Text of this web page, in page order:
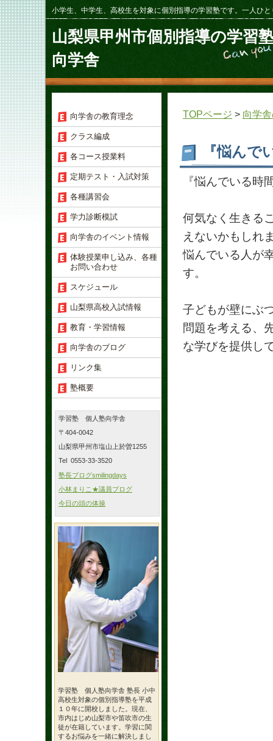
小学生、中学生、高校生を対象に個別指導の学習塾です。一人ひ
山梨県甲州市個別指導の学習
向学舎
TOPページ > 向学
『悩ん
『悩んでいる
何気なく生きる
えないかもしれ
悩んでいる人が
す。
子どもが壁にぶ
問題を考える、
な学びを提供し
向学舎の教育理念
クラス編成
各コース授業料
定期テスト・入試対策
各種講習会
学力診断模試
向学舎のイベント情報
体験授業申し込み、各種
お問い合わせ
スケジュール
山梨県高校入試情報
教育・学習情報
向学舎のブログ
リンク集
塾概要
学習塾 個人塾向学舎
〒404-0042
山梨県甲州市塩山上於曽1255
Tel 0553-33-3520
塾長ブログsmilingdays
小林まりこ★議員ブログ
今日の頭の体操
学習塾 個人塾向学舎 塾長 小中
高校生対象の個別指導塾を平成
１０年に開校しました。現在、
市内はじめ山梨市や笛吹市の生
徒が在籍しています。学習に関
するお悩みを一緒に解決しまし